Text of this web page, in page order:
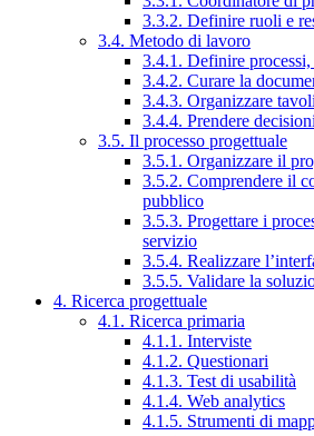
3.3.2. Definire ruoli e
3.4. Metodo di lavoro
3.4.1. Definire
3.4.2. Curare la
3.4.3. Organizzare
3.4.4. Prendere decisioni
3.5. Il processo progettuale
3.5.1. Organizzare il
3.5.2. Comprendere il
pubblico
3.5.3. Progettare i
servizio
3.5.4. Realizzare
3.5.5. Validare la
4. Ricerca progettuale
4.1. Ricerca primaria
4.1.1. Interviste
4.1.2. Questionari
4.1.3. Test di usabilità
4.1.4. Web analytics
4.1.5. Strumenti di